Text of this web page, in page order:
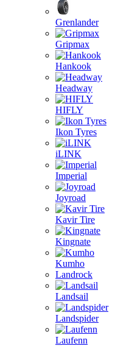
Grenlander
Gripmax
Hankook
Headway
HIFLY
Ikon Tyres
iLINK
Imperial
Joyroad
Kavir Tire
Kingnate
Kumho
Landrock
Landsail
Landspider
Laufenn